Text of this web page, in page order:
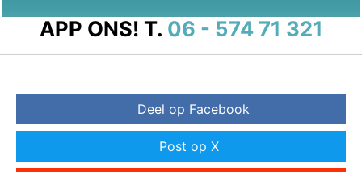
APP ONS! T. 06 - 574 71 321
Deel op Facebook
Post op X